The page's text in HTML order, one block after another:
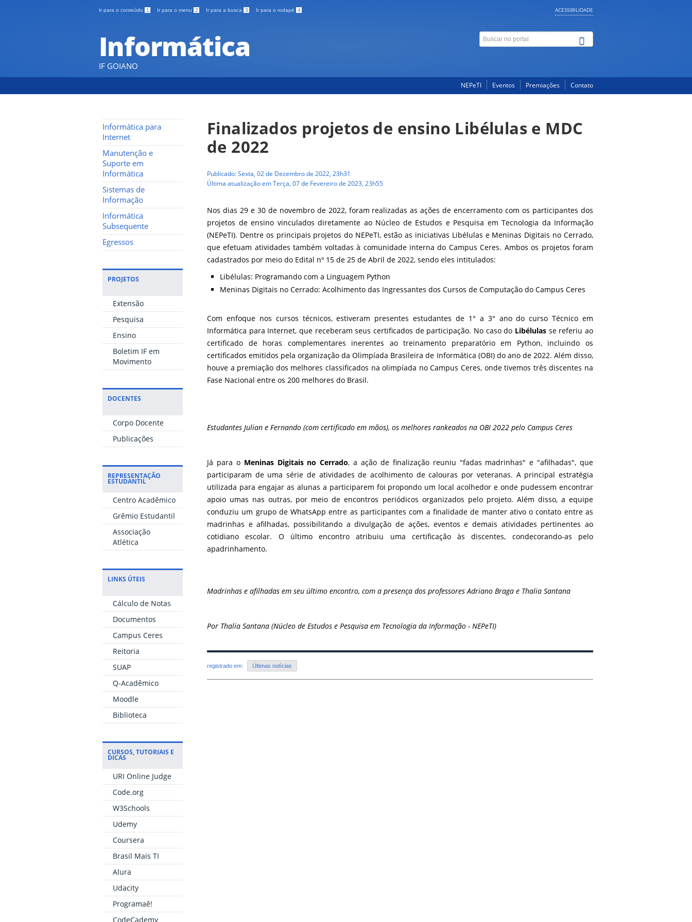
Ir para o conteúdo 1 Ir para o menu 2 Ir para a busca 3 Ir para o rodapé 4 ACESSIBILIDADE
Informática
IF GOIANO
NEPeTI Eventos Premiações Contato
Informática para
Internet
Manutenção e
Suporte em
Informática
Sistemas de
Informação
Informática
Subsequente
Egressos
PROJETOS
Extensão
Pesquisa
Ensino
Boletim IF em
Movimento
DOCENTES
Corpo Docente
Publicações
REPRESENTAÇÃO
ESTUDANTIL
Centro Acadêmico
Grêmio Estudantil
Associação
Atlética
LINKS ÚTEIS
Cálculo de Notas
Documentos
Campus Ceres
Reitoria
SUAP
Q-Acadêmico
Moodle
Biblioteca
CURSOS, TUTORIAIS E
DICAS
URI Online Judge
Code.org
W3Schools
Udemy
Coursera
Brasil Mais TI
Alura
Udacity
Programaê!
CodeCademy
Finalizados projetos de ensino Libélulas e MDC
de 2022
Publicado: Sexta, 02 de Dezembro de 2022, 23h31
Última atualização em Terça, 07 de Fevereiro de 2023, 23h55
Nos dias 29 e 30 de novembro de 2022, foram realizadas as ações de encerramento com os participantes dos
projetos de ensino vinculados diretamente ao Núcleo de Estudos e Pesquisa em Tecnologia da Informação
(NEPeTI). Dentre os principais projetos do NEPeTI, estão as iniciativas Libélulas e Meninas Digitais no Cerrado,
que efetuam atividades também voltadas à comunidade interna do Campus Ceres. Ambos os projetos foram
cadastrados por meio do Edital nº 15 de 25 de Abril de 2022, sendo eles intitulados:
Libélulas: Programando com a Linguagem Python
Meninas Digitais no Cerrado: Acolhimento das Ingressantes dos Cursos de Computação do Campus Ceres
Com enfoque nos cursos técnicos, estiveram presentes estudantes de 1° a 3° ano do curso Técnico em
Informática para Internet, que receberam seus certificados de participação. No caso do Libélulas se referiu ao
certificado de horas complementares inerentes ao treinamento preparatório em Python, incluindo os
certificados emitidos pela organização da Olimpíada Brasileira de Informática (OBI) do ano de 2022. Além disso,
houve a premiação dos melhores classificados na olimpíada no Campus Ceres, onde tivemos três discentes na
Fase Nacional entre os 200 melhores do Brasil.
Estudantes Julian e Fernando (com certificado em mãos), os melhores rankeados na OBI 2022 pelo Campus Ceres
Já para o Meninas Digitais no Cerrado, a ação de finalização reuniu "fadas madrinhas" e "afilhadas", que
participaram de uma série de atividades de acolhimento de calouras por veteranas. A principal estratégia
utilizada para engajar as alunas a participarem foi propondo um local acolhedor e onde pudessem encontrar
apoio umas nas outras, por meio de encontros periódicos organizados pelo projeto. Além disso, a equipe
conduziu um grupo de WhatsApp entre as participantes com a finalidade de manter ativo o contato entre as
madrinhas e afilhadas, possibilitando a divulgação de ações, eventos e demais atividades pertinentes ao
cotidiano escolar. O último encontro atribuiu uma certificação às discentes, condecorando-as pelo
apadrinhamento.
Madrinhas e afilhadas em seu último encontro, com a presença dos professores Adriano Braga e Thalia Santana
Por Thalia Santana (Núcleo de Estudos e Pesquisa em Tecnologia da Informação - NEPeTI)
registrado em: Últimas notícias